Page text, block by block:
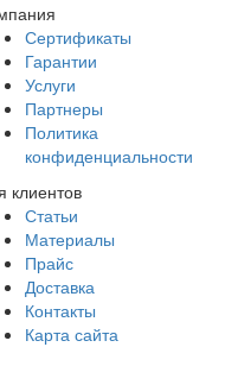
Сертификаты
Гарантии
Услуги
Партнеры
Политика
конфиденциальности
клиентов
Статьи
Материалы
Прайс
Доставка
Контакты
Карта сайта